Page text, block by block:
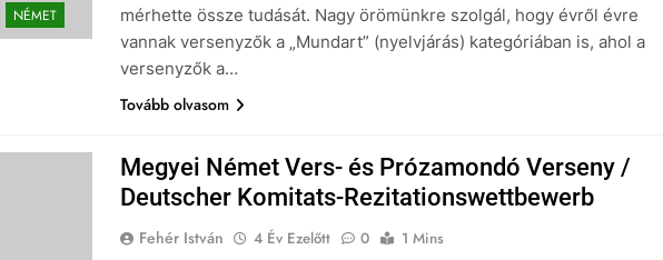
NÉMET
mérhette össze tudását. Nagy örömünkre szolgál, hogy évről évre
vannak versenyzők a „Mundart” (nyelvjárás) kategóriában is, ahol a
versenyzők a…
Tovább olvasom
Megyei Német Vers- és Prózamondó Verseny /
Deutscher Komitats-Rezitationswettbewerb
Fehér István 4 Év Ezelőtt 0
1 Mins